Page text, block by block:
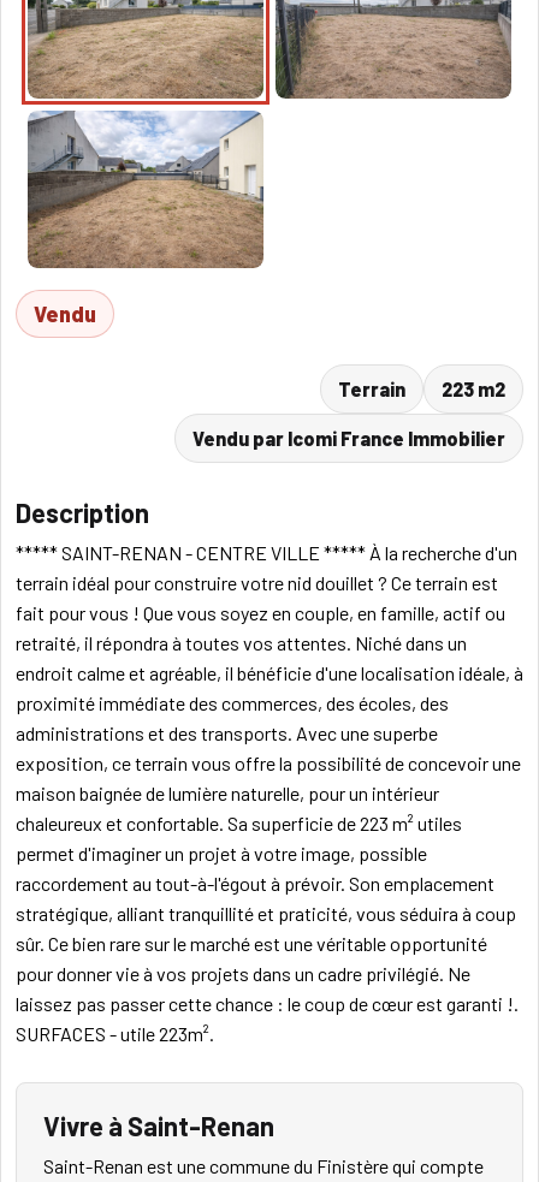
Vendu
Terrain 223 m2
Vendu par Icomi France Immobilier
Description
***** SAINT-RENAN - CENTRE VILLE ***** À la recherche d'un
terrain idéal pour construire votre nid douillet ? Ce terrain est
fait pour vous ! Que vous soyez en couple, en famille, actif ou
retraité, il répondra à toutes vos attentes. Niché dans un
endroit calme et agréable, il bénéficie d'une localisation idéale, à
proximité immédiate des commerces, des écoles, des
administrations et des transports. Avec une superbe
exposition, ce terrain vous offre la possibilité de concevoir une
maison baignée de lumière naturelle, pour un intérieur
chaleureux et confortable. Sa superficie de 223 m² utiles
permet d'imaginer un projet à votre image, possible
raccordement au tout-à-l'égout à prévoir. Son emplacement
stratégique, alliant tranquillité et praticité, vous séduira à coup
sûr. Ce bien rare sur le marché est une véritable opportunité
pour donner vie à vos projets dans un cadre privilégié. Ne
laissez pas passer cette chance : le coup de cœur est garanti !.
SURFACES - utile 223m².
Vivre à Saint-Renan
Saint-Renan est une commune du Finistère qui compte